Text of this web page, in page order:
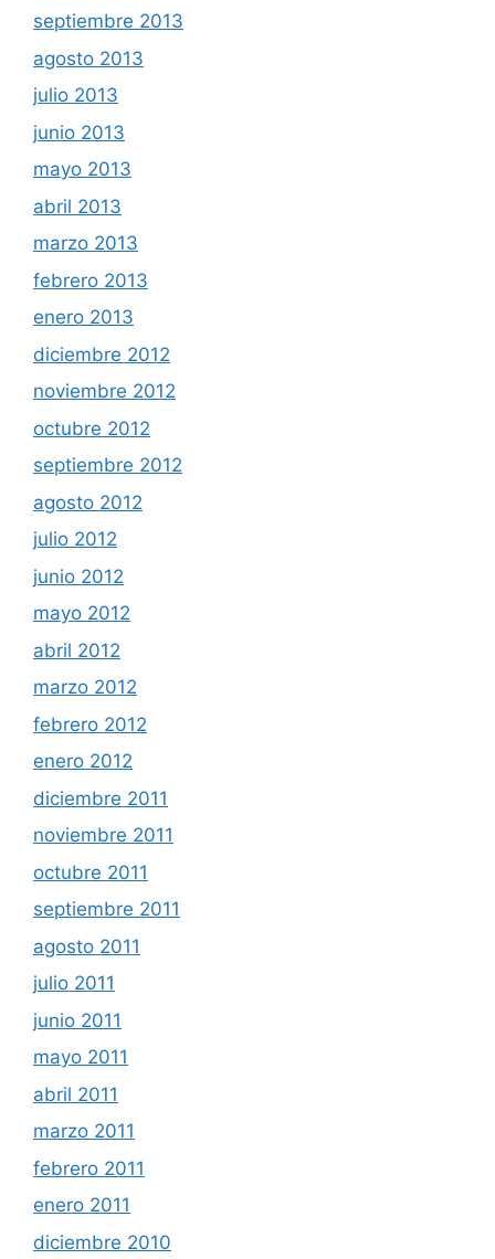
septiembre 2013
agosto 2013
julio 2013
junio 2013
mayo 2013
abril 2013
marzo 2013
febrero 2013
enero 2013
diciembre 2012
noviembre 2012
octubre 2012
septiembre 2012
agosto 2012
julio 2012
junio 2012
mayo 2012
abril 2012
marzo 2012
febrero 2012
enero 2012
diciembre 2011
noviembre 2011
octubre 2011
septiembre 2011
agosto 2011
julio 2011
junio 2011
mayo 2011
abril 2011
marzo 2011
febrero 2011
enero 2011
diciembre 2010